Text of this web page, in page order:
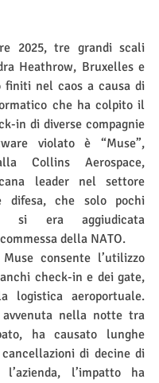
2025, tre grandi scali
Heathrow, Bruxelles e
finiti nel caos a causa di
che ha colpito il
in di diverse compagnie
violato è “Muse”,
Collins Aerospace,
leader nel settore
difesa, che solo pochi
si era aggiudicata
della NATO.
consente l’utilizzo
check-in e dei gate,
logistica aeroportuale.
avvenuta nella notte tra
ha causato lunghe
di decine di
l’impatto ha